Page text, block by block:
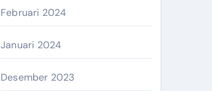
Februari 2024
Januari 2024
Desember 2023